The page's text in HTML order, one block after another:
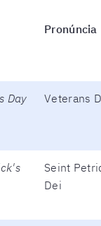
Pronúncia
Day Veterans
Seint
Dei